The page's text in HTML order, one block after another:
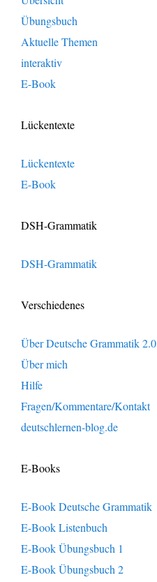
Übungsbuch
Aktuelle Themen
interaktiv
E-Book
Lückentexte
Lückentexte
E-Book
DSH-Grammatik
DSH-Grammatik
Verschiedenes
Über Deutsche Grammatik 2.0
Über mich
Hilfe
Fragen/Kommentare/Kontakt
deutschlernen-blog.de
E-Books
E-Book Deutsche Grammatik
E-Book Listenbuch
E-Book Übungsbuch 1
E-Book Übungsbuch 2